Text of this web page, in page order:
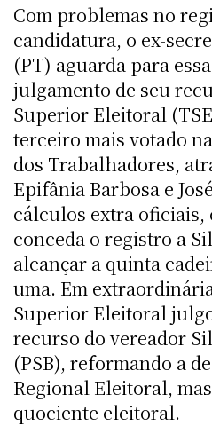
Com problemas no
candidatura, o ex-
(PT) aguarda para
julgamento de seu
Superior Eleitoral
terceiro mais votado
dos Trabalhadores,
Epifânia Barbosa e
cálculos extra oficiais,
conceda o registro a
alcançar a quinta
uma. Em
Superior Eleitoral
recurso do vereador
(PSB), reformando a
Regional Eleitoral,
quociente eleitoral.